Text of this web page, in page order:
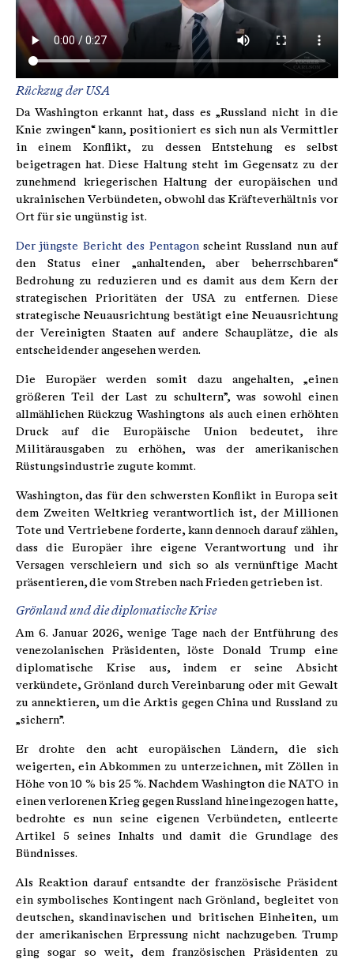
Rückzug der USA
Da Washington erkannt hat, dass es „Russland nicht in die
Knie zwingen“ kann, positioniert es sich nun als Vermittler
in einem Konflikt, zu dessen Entstehung es selbst
beigetragen hat. Diese Haltung steht im Gegensatz zu der
zunehmend kriegerischen Haltung der europäischen und
ukrainischen Verbündeten, obwohl das Kräfteverhältnis vor
Ort für sie ungünstig ist.
Der jüngste Bericht des Pentagonscheint Russland nun auf
den Status einer „anhaltenden, aber beherrschbaren“
Bedrohung zu reduzieren und es damit aus dem Kern der
strategischen Prioritäten der USA zu entfernen. Diese
strategische Neuausrichtung bestätigt eine Neuausrichtung
der Vereinigten Staaten auf andere Schauplätze, die als
entscheidender angesehen werden.
Die Europäer werden somit dazu angehalten, „einen
größeren Teil der Last zu schultern”, was sowohl einen
allmählichen Rückzug Washingtons als auch einen erhöhten
Druck auf die Europäische Union bedeutet, ihre
Militärausgaben zu erhöhen, was der amerikanischen
Rüstungsindustrie zugute kommt.
Washington, das für den schwersten Konflikt in Europa seit
dem Zweiten Weltkrieg verantwortlich ist, der Millionen
Tote und Vertriebene forderte, kann dennoch darauf zählen,
dass die Europäer ihre eigene Verantwortung und ihr
Versagen verschleiern und sich so als vernünftige Macht
präsentieren, die vom Streben nach Frieden getrieben ist.
Grönland und die diplomatische Krise
Am 6. Januar 2026, wenige Tage nach der Entführung des
venezolanischen Präsidenten, löste Donald Trump eine
diplomatische Krise aus, indem er seine Absicht
verkündete, Grönland durch Vereinbarung oder mit Gewalt
zu annektieren, um die Arktis gegen China und Russland zu
„sichern”.
Er drohte den acht europäischen Ländern, die sich
weigerten, ein Abkommen zu unterzeichnen, mit Zöllen in
Höhe von 10 % bis 25 %. Nachdem Washington die NATO in
einen verlorenen Krieg gegen Russland hineingezogen hatte,
bedrohte es nun seine eigenen Verbündeten, entleerte
Artikel 5 seines Inhalts und damit die Grundlage des
Bündnisses.
Als Reaktion darauf entsandte der französische Präsident
ein symbolisches Kontingent nach Grönland, begleitet von
deutschen, skandinavischen und britischen Einheiten, um
der amerikanischen Erpressung nicht nachzugeben. Trump
ging sogar so weit, dem französischen Präsidenten zu